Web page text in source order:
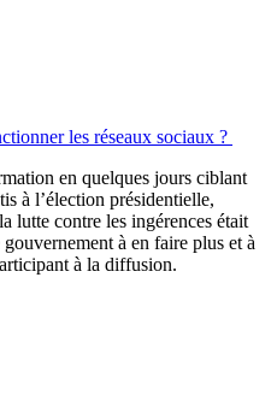
les réseaux sociaux ?
en quelques jours ciblant
à l’élection présidentielle,
lutte contre les ingérences était
à en faire plus et à
à la diffusion.